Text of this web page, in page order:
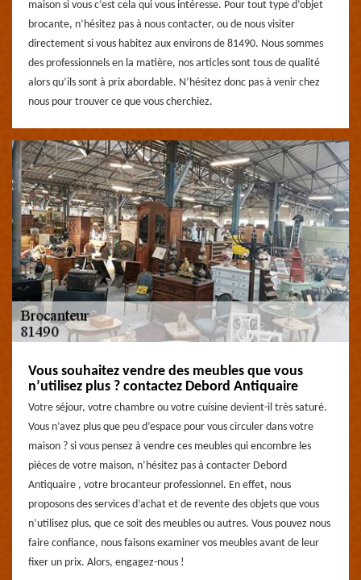
maison si vous c’est cela qui vous intéresse. Pour tout type d’objet
brocante, n’hésitez pas à nous contacter, ou de nous visiter
directement si vous habitez aux environs de 81490. Nous sommes
des professionnels en la matière, nos articles sont tous de qualité
alors qu’ils sont à prix abordable. N’hésitez donc pas à venir chez
nous pour trouver ce que vous cherchiez.
Vous souhaitez vendre des meubles que vous
n’utilisez plus ? contactez Debord Antiquaire
Votre séjour, votre chambre ou votre cuisine devient-il très saturé.
Vous n’avez plus que peu d’espace pour vous circuler dans votre
maison ? si vous pensez à vendre ces meubles qui encombre les
pièces de votre maison, n’hésitez pas à contacter Debord
Antiquaire , votre brocanteur professionnel. En effet, nous
proposons des services d’achat et de revente des objets que vous
n’utilisez plus, que ce soit des meubles ou autres. Vous pouvez nous
faire confiance, nous faisons examiner vos meubles avant de leur
fixer un prix. Alors, engagez-nous !